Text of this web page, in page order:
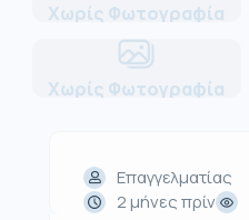
Χωρίς Φωτογραφία
Χωρίς Φωτογραφία
Επαγγελματίας
2 μήνες πρίν